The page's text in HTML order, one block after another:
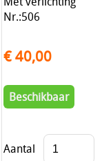
Nr.:506
€ 40,00
Beschikbaar
Aantal